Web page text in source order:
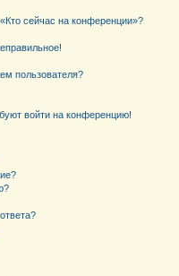
сейчас на конференции»?
пользователя?
войти на конференцию!